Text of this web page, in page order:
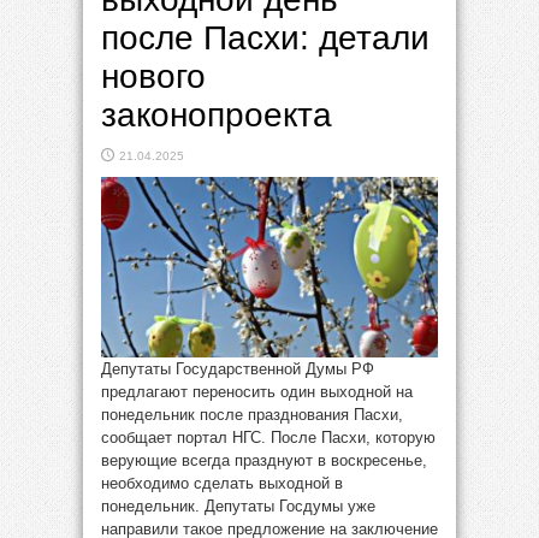
после Пасхи: детали
нового
законопроекта
21.04.2025
Депутаты Государственной Думы РФ
предлагают переносить один выходной на
понедельник после празднования Пасхи,
сообщает портал НГС. После Пасхи, которую
верующие всегда празднуют в воскресенье,
необходимо сделать выходной в
понедельник. Депутаты Госдумы уже
направили такое предложение на заключение